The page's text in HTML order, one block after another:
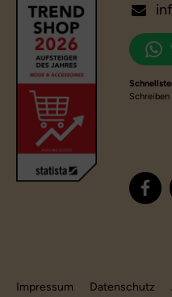
Impressum Datenschutz